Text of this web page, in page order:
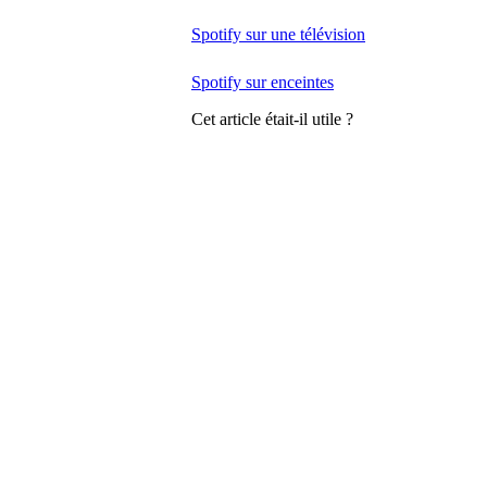
Spotify sur une télévision
Spotify sur enceintes
Cet article était-il utile ?